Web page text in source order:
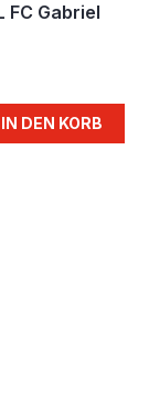
FC Gabriel
IN DEN KORB